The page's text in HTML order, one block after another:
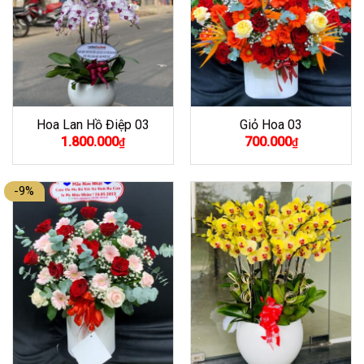
Hoa Lan Hồ Điệp 03
1.800.000₫
Giỏ Hoa 03
700.000₫
-9%